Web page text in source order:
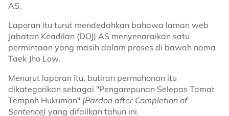
AS.
Laporan itu turut mendedahkan bahawa laman web
Jabatan Keadilan (DOJ) AS menyenaraikan satu
permintaan yang masih dalam proses di bawah nama
Taek Jho Low.
Menurut laporan itu, butiran permohonan itu
dikategorikan sebagai "Pengampunan Selepas Tamat
Tempoh Hukuman" (Pardon after Completion of
Sentence) yang difailkan tahun ini.